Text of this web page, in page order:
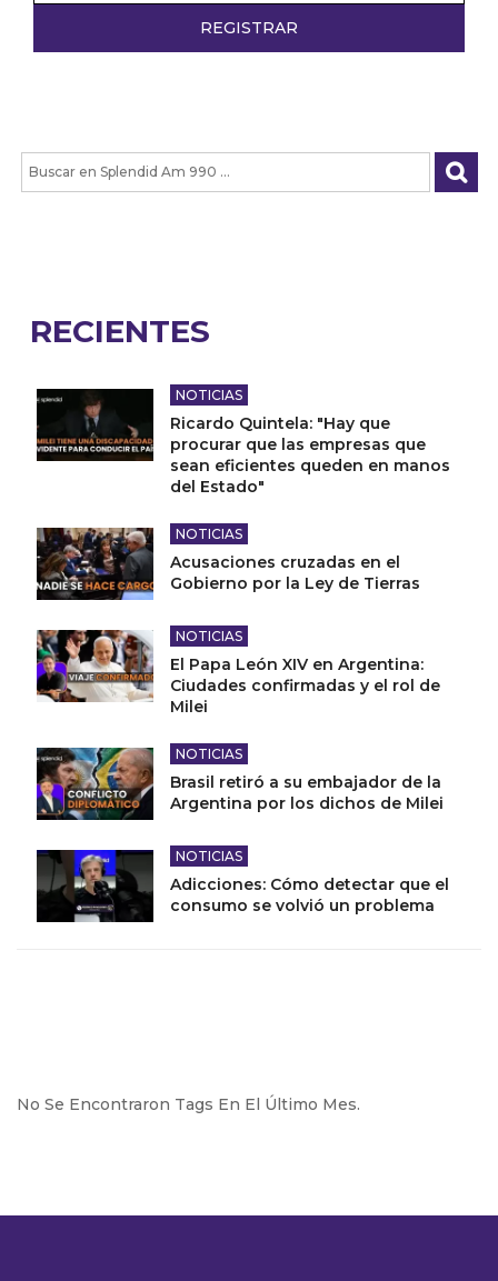
RECIENTES
NOTICIAS
Ricardo Quintela: "Hay que
procurar que las empresas que
sean eficientes queden en manos
del Estado"
NOTICIAS
Acusaciones cruzadas en el
Gobierno por la Ley de Tierras
NOTICIAS
El Papa León XIV en Argentina:
Ciudades confirmadas y el rol de
Milei
NOTICIAS
Brasil retiró a su embajador de la
Argentina por los dichos de Milei
NOTICIAS
Adicciones: Cómo detectar que el
consumo se volvió un problema
No Se Encontraron Tags En El Último Mes.